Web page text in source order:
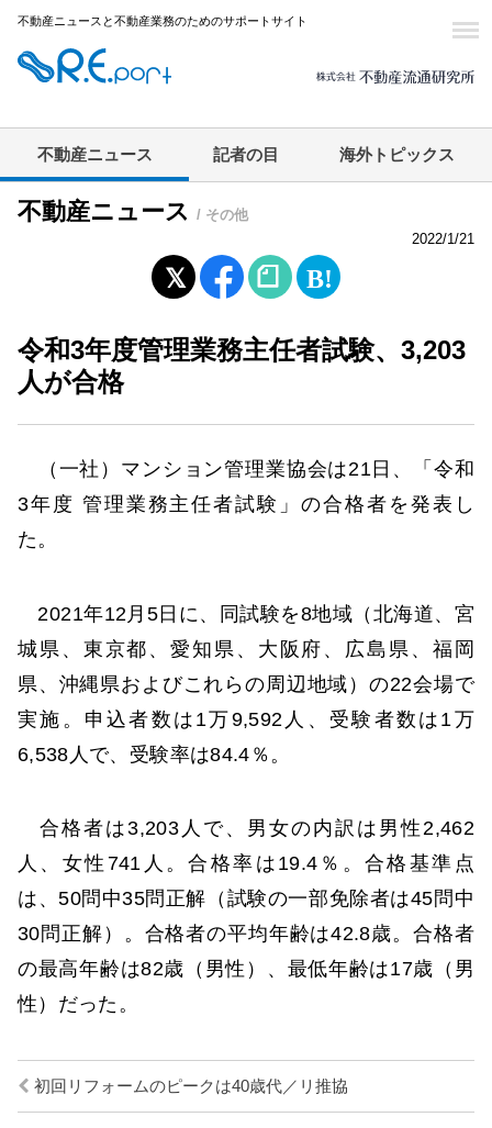
不動産ニュースと不動産業務のためのサポートサイト
不動産ニュース 記者の目 海外トピックス
不動産ニュース / その他
2022/1/21
令和3年度管理業務主任者試験、3,203
人が合格
（一社）マンション管理業協会は21日、「令和
3年度 管理業務主任者試験」の合格者を発表し
た。
2021年12月5日に、同試験を8地域（北海道、宮
城県、東京都、愛知県、大阪府、広島県、福岡
県、沖縄県およびこれらの周辺地域）の22会場で
実施。申込者数は1万9,592人、受験者数は1万
6,538人で、受験率は84.4％。
合格者は3,203人で、男女の内訳は男性2,462
人、女性741人。合格率は19.4％。合格基準点
は、50問中35問正解（試験の一部免除者は45問中
30問正解）。合格者の平均年齢は42.8歳。合格者
の最高年齢は82歳（男性）、最低年齢は17歳（男
性）だった。
初回リフォームのピークは40歳代／リ推協